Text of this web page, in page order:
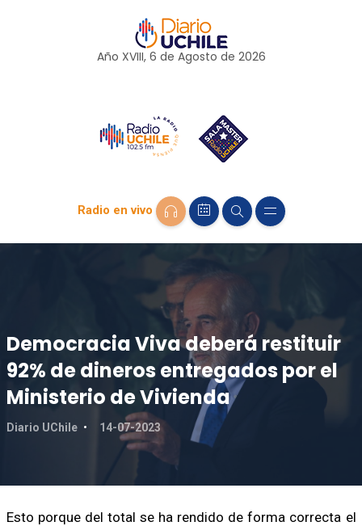
Año XVIII, 6 de Agosto de 2026
Radio en vivo
Democracia Viva deberá restituir
92% de dineros entregados por el
Ministerio de Vivienda
Diario UChile 14-07-2023
Esto porque del total se ha rendido de forma correcta el